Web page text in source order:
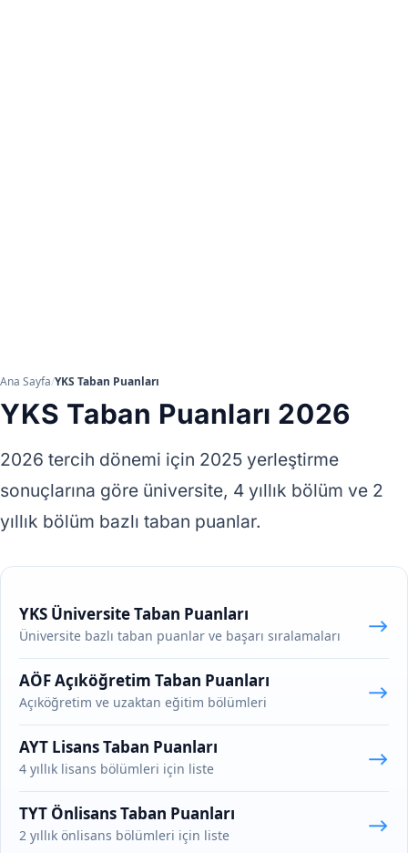
Ana Sayfa/YKS Taban Puanları
YKS Taban Puanları 2026
2026 tercih dönemi için 2025 yerleştirme
sonuçlarına göre üniversite, 4 yıllık bölüm ve 2
yıllık bölüm bazlı taban puanlar.
YKS Üniversite Taban Puanları
Üniversite bazlı taban puanlar ve başarı sıralamaları ⟶
AÖF Açıköğretim Taban Puanları
Açıköğretim ve uzaktan eğitim bölümleri ⟶
AYT Lisans Taban Puanları
4 yıllık lisans bölümleri için liste ⟶
TYT Önlisans Taban Puanları
2 yıllık önlisans bölümleri için liste ⟶